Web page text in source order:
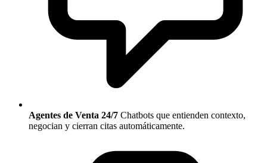
Agentes de Venta 24/7 Chatbots que entienden contexto,
negocian y cierran citas automáticamente.